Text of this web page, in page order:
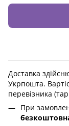
Доставка
Укрпошта.
перевізника
При